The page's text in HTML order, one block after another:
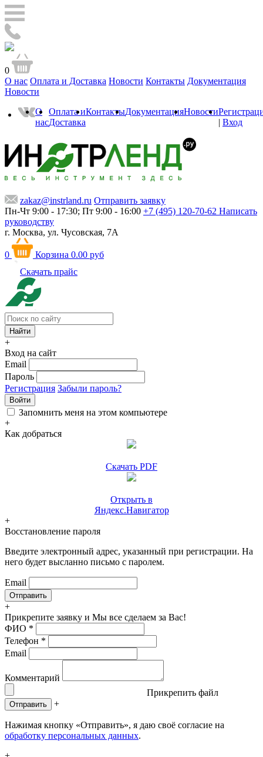
0
О нас Оплата и Доставка Новости Контакты Документация
Новости
О
нас
Оплата и
Доставка
КонтактыДокументацияНовости
| Вход
zakaz@instrland.ru Отправить заявку
Пн-Чт 9:00 - 17:30; Пт 9:00 - 16:00 +7 (495) 120-70-62 Написать
руководству
г. Москва, ул. Чусовская, 7А
0 Корзина 0.00 руб
Скачать прайс
+
Вход на сайт
Email
Пароль
Регистрация Забыли пароль?
Войти
Запомнить меня на этом компьютере
+
Как добраться
Скачать PDF
Открыть в
Яндекс.Навигатор
+
Восстановление пароля
Введите электронный адрес, указанный при регистрации. На
него будет высланно письмо с паролем.
Email
+
Прикрепите заявку и Мы все сделаем за Вас!
ФИО *
Телефон *
Email
Комментарий
Прикрепить файл
Отправить +
Нажимая кнопку «Отправить», я даю своё согласие на
обработку персональных данных.